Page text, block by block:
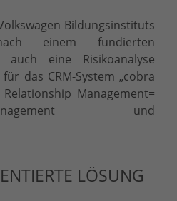
Bildungsinstituts
einem fundierten
auch eine Risikoanalyse
das CRM-System „cobra
Relationship Management=
und
LÖSUNG